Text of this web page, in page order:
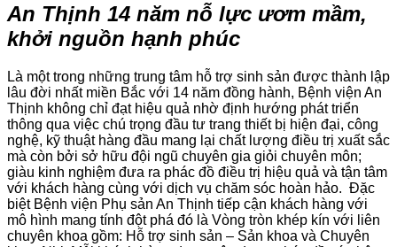
An Thịnh 14 năm nỗ lực ươm mầm,
khởi nguồn hạnh phúc
Là một trong những trung tâm hỗ trợ sinh sản được thành lập
lâu đời nhất miền Bắc với 14 năm đồng hành, Bệnh viện An
Thịnh không chỉ đạt hiệu quả nhờ định hướng phát triển
thông qua việc chú trọng đầu tư trang thiết bị hiện đại, công
nghệ, kỹ thuật hàng đầu mang lại chất lượng điều trị xuất sắc
mà còn bởi sở hữu đội ngũ chuyên gia giỏi chuyên môn;
giàu kinh nghiệm đưa ra phác đồ điều trị hiệu quả và tận tâm
với khách hàng cùng với dịch vụ chăm sóc hoàn hảo. Đặc
biệt Bệnh viện Phụ sản An Thịnh tiếp cận khách hàng với
mô hình mang tính đột phá đó là Vòng tròn khép kín với liên
chuyên khoa gồm: Hỗ trợ sinh sản – Sản khoa và Chuyên